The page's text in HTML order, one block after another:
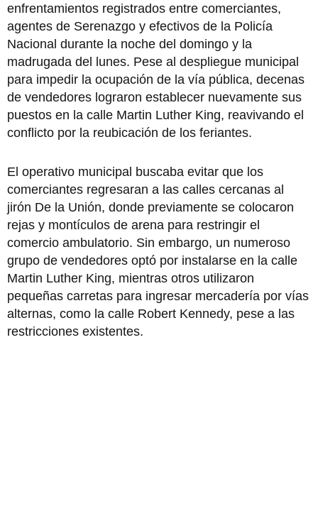
enfrentamientos registrados entre comerciantes,
agentes de Serenazgo y efectivos de la Policía
Nacional durante la noche del domingo y la
madrugada del lunes. Pese al despliegue municipal
para impedir la ocupación de la vía pública, decenas
de vendedores lograron establecer nuevamente sus
puestos en la calle Martin Luther King, reavivando el
conflicto por la reubicación de los feriantes.
El operativo municipal buscaba evitar que los
comerciantes regresaran a las calles cercanas al
jirón De la Unión, donde previamente se colocaron
rejas y montículos de arena para restringir el
comercio ambulatorio. Sin embargo, un numeroso
grupo de vendedores optó por instalarse en la calle
Martin Luther King, mientras otros utilizaron
pequeñas carretas para ingresar mercadería por vías
alternas, como la calle Robert Kennedy, pese a las
restricciones existentes.